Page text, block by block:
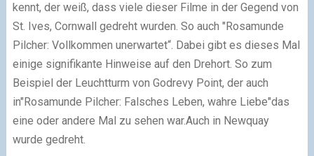
kennt, der weiß, dass viele dieser Filme in der Gegend von
St. Ives, Cornwall gedreht wurden. So auch "Rosamunde
Pilcher: Vollkommen unerwartet“. Dabei gibt es dieses Mal
einige signifikante Hinweise auf den Drehort. So zum
Beispiel der Leuchtturm von Godrevy Point, der auch
in"Rosamunde Pilcher: Falsches Leben, wahre Liebe"das
eine oder andere Mal zu sehen war.Auch in Newquay
wurde gedreht.